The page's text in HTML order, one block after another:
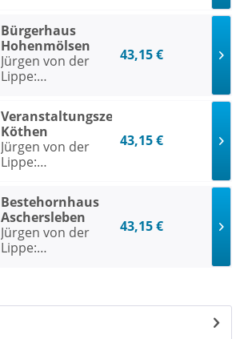
Comedy-Lesung
Bürgerhaus
Hohenmölsen
Jürgen von der
Lippe:
Comedy-Lesung
43,15 €
Veranstaltungszentrum
Köthen
Jürgen von der
Lippe:
Comedy-Lesung
43,15 €
Bestehornhaus
Aschersleben
Jürgen von der
Lippe:
43,15 €